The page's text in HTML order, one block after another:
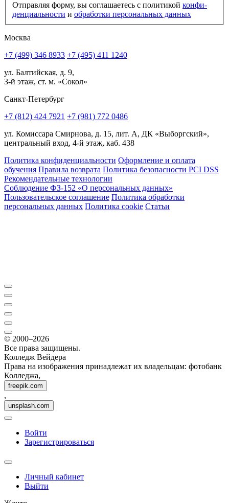
Отправляя форму, вы соглашаетесь с политикой конфи­
ден­циальности и обработки персональных данных
Москва
+7 (499) 346 8933 +7 (495) 411 1240
ул. Балтийская, д. 9,
3-й этаж, ст. м. «Сокол»
Санкт-Петербург
+7 (812) 424 7921 +7 (981) 772 0486
ул. Комиссара Смирнова, д. 15, лит. А, ДК «Выборгский»,
центральный вход, 4-й этаж, каб. 438
Политика конфиденциальности Оформление и оплата
обучения Правила возврата Политика безопасности PCI DSS
Рекомендательные технологии
Соблюдение ФЗ-152 «О персональ­ных данных»
Пользовательское соглашение Политика обработки
персональных данных Политика cookie Статьи
© 2000–2026
Все права защищены.
Колледж Вейдера
Права на изображения принадлежат их владельцам: фотобанк
Колледжа,
freepik.com
,
unsplash.com
Войти
Зарегистрироваться
Личный кабинет
Выйти